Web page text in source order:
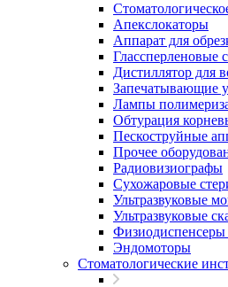
Апекслокаторы
Аппарат для
Глассперленовые
Дистиллятор для
Запечатывающие
Лампы
Обтурация
Пескоструйные
Прочее
Радиовизиографы
Сухожаровые
Ультразвуковые
Ультразвуковые
Эндомоторы
Стоматологические